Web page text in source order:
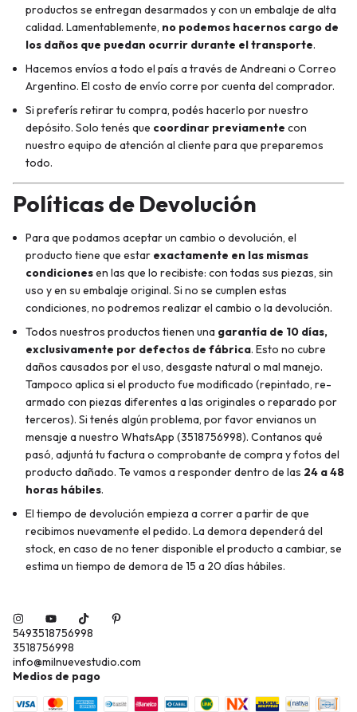
productos se entregan desarmados y con un embalaje de alta
calidad. Lamentablemente, no podemos hacernos cargo de
los daños que puedan ocurrir durante el transporte.
Hacemos envíos a todo el país a través de Andreani o Correo
Argentino. El costo de envío corre por cuenta del comprador.
Si preferís retirar tu compra, podés hacerlo por nuestro
depósito. Solo tenés que coordinar previamente con
nuestro equipo de atención al cliente para que preparemos
todo.
Políticas de Devolución
Para que podamos aceptar un cambio o devolución, el
producto tiene que estar exactamente en las mismas
condicionesen las que lo recibiste: con todas sus piezas, sin
uso y en su embalaje original. Si no se cumplen estas
condiciones, no podremos realizar el cambio o la devolución.
Todos nuestros productos tienen una garantía de 10 días,
exclusivamente por defectos de fábrica. Esto no cubre
daños causados por el uso, desgaste natural o mal manejo.
Tampoco aplica si el producto fue modificado (repintado, re-
armado con piezas diferentes a las originales o reparado por
terceros). Si tenés algún problema, por favor envianos un
mensaje a nuestro WhatsApp (3518756998). Contanos qué
pasó, adjuntá tu factura o comprobante de compra y fotos del
producto dañado. Te vamos a responder dentro de las 24 a 48
horas hábiles.
El tiempo de devolución empieza a correr a partir de que
recibimos nuevamente el pedido. La demora dependerá del
stock, en caso de no tener disponible el producto a cambiar, se
estima un tiempo de demora de 15 a 20 días hábiles.
5493518756998
3518756998
info@milnuevestudio.com
Medios de pago